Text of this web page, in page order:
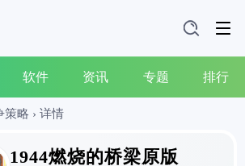
软件 资讯 专题 排行
策略 › 详情
1944燃烧的桥梁原版